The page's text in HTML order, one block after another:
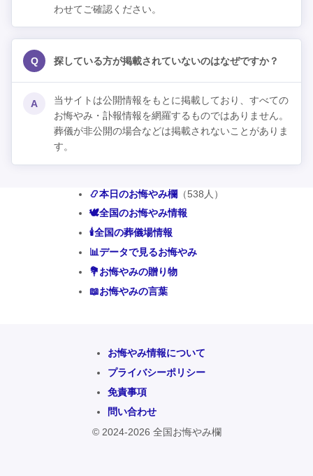
わせてご確認ください。
Q 探している方が掲載されていないのはなぜですか？
A
当サイトは公開情報をもとに掲載しており、すべての
お悔やみ・訃報情報を網羅するものではありません。
葬儀が非公開の場合などは掲載されないことがありま
す。
📿本日のお悔やみ欄 （538人）
🕊️全国のお悔やみ情報
🕯️全国の葬儀場情報
📊データで見るお悔やみ
💐お悔やみの贈り物
📖お悔やみの言葉
お悔やみ情報について
プライバシーポリシー
免責事項
問い合わせ
© 2024-2026 全国お悔やみ欄